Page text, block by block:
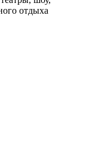
отдыха